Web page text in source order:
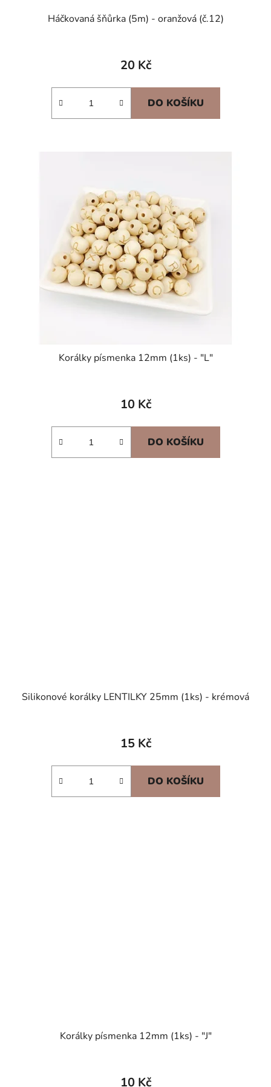
Háčkovaná šňůrka (5m) - oranžová (č.12)
20 Kč
DO KOŠÍKU
Korálky písmenka 12mm (1ks) - "L"
10 Kč
DO KOŠÍKU
Silikonové korálky LENTILKY 25mm (1ks) - krémová
15 Kč
DO KOŠÍKU
Korálky písmenka 12mm (1ks) - "J"
10 Kč